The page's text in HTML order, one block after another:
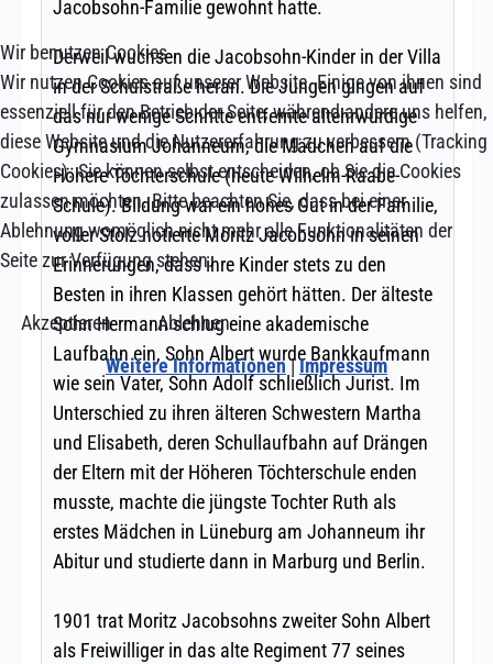
Wir benutzen Cookies
Wir nutzen Cookies auf unserer Website. Einige von ihnen sind
essenziell für den Betrieb der Seite, während andere uns helfen,
diese Website und die Nutzererfahrung zu verbessern (Tracking
Cookies). Sie können selbst entscheiden, ob Sie die Cookies
zulassen möchten. Bitte beachten Sie, dass bei einer
Ablehnung womöglich nicht mehr alle Funktionalitäten der
Seite zur Verfügung stehen.
Akzeptieren
Ablehnen
Weitere Informationen|Impressum